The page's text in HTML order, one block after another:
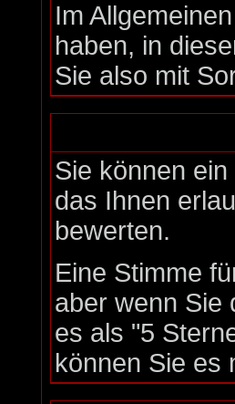
Im
haben, in
Sie also mit
Sie können
das Ihnen
bewerten.
Eine Stimme
aber wenn Sie
es als "5
können Sie es